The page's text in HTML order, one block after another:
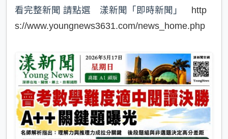
看完整新聞 請點選 漾新聞「即時新聞」 http
s://www.youngnews3631.com/news_home.php